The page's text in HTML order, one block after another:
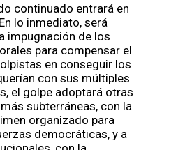
continuado entrará en
lo inmediato, será
impugnación de los
para compensar el
en conseguir los
con sus múltiples
el golpe adoptará otras
subterráneas, con la
organizado para
democráticas, y a